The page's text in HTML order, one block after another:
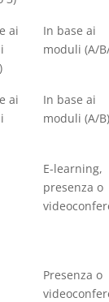
ai
In base ai
moduli (A/
ai
In base ai
moduli (A/B)
E-learning,
presenza o
Presenza o